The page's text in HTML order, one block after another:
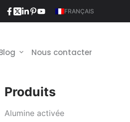
FRANÇAIS
Nous contacter
Produits
Alumine activée